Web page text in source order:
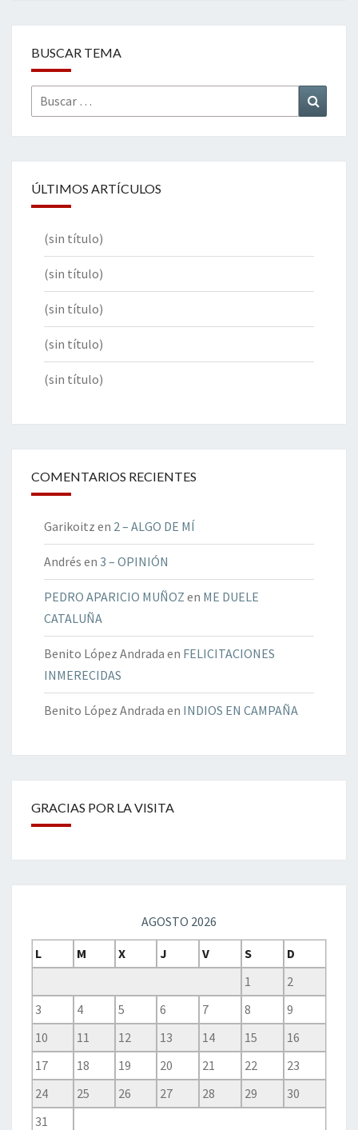
BUSCAR TEMA
Buscar
por:
ÚLTIMOS ARTÍCULOS
(sin título)
(sin título)
(sin título)
(sin título)
(sin título)
COMENTARIOS RECIENTES
Garikoitz en 2 – ALGO DE MÍ
Andrés en 3 – OPINIÓN
PEDRO APARICIO MUÑOZ en ME DUELE
CATALUÑA
Benito López Andrada en FELICITACIONES
INMERECIDAS
Benito López Andrada en INDIOS EN CAMPAÑA
GRACIAS POR LA VISITA
AGOSTO 2026
L
M X J V S
D
1
2
3
4 5 6 7 8
9
10
11 12 13 14 15
16
17
18 19 20 21 22
23
24
25 26 27 28 29
30
31